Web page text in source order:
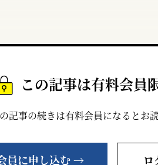
この記事は有料会員
記事の続きは有料会員になるとお
員に申し込む → ロ